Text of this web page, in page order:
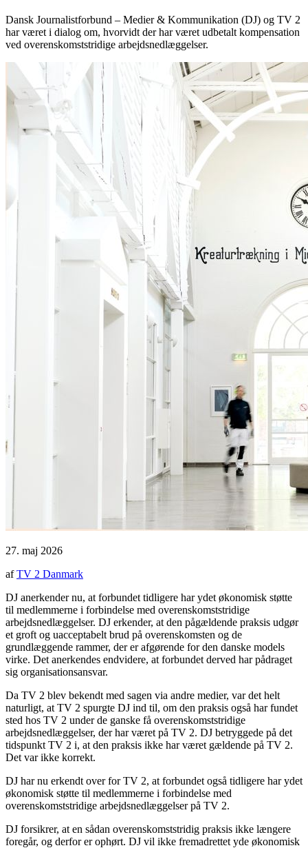
Dansk Journalistforbund – Medier & Kommunikation (DJ) og TV 2
har været i dialog om, hvorvidt der har været udbetalt kompensation
ved overenskomststridige arbejdsnedlæggelser.
27. maj 2026
afTV 2 Danmark
DJ anerkender nu, at forbundet tidligere har ydet økonomisk støtte
til medlemmerne i forbindelse med overenskomststridige
arbejdsnedlæggelser. DJ erkender, at den pågældende praksis udgør
et groft og uacceptabelt brud på overenskomsten og de
grundlæggende rammer, der er afgørende for den danske models
virke. Det anerkendes endvidere, at forbundet derved har pådraget
sig organisationsansvar.
Da TV 2 blev bekendt med sagen via andre medier, var det helt
naturligt, at TV 2 spurgte DJ ind til, om den praksis også har fundet
sted hos TV 2 under de ganske få overenskomststridige
arbejdsnedlæggelser, der har været på TV 2. DJ betryggede på det
tidspunkt TV 2 i, at den praksis ikke har været gældende på TV 2.
Det var ikke korrekt.
DJ har nu erkendt over for TV 2, at forbundet også tidligere har ydet
økonomisk støtte til medlemmerne i forbindelse med
overenskomststridige arbejdsnedlæggelser på TV 2.
DJ forsikrer, at en sådan overenskomststridig praksis ikke længere
foregår, og derfor er ophørt. DJ vil ikke fremadrettet yde økonomisk